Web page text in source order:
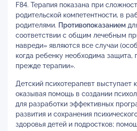
F84. Терапия показана при
родительской компетентности, в
родителями. Противопоказанием
соответствии с общим лечебным
навреди» являются все случаи
когда ребенку необходима защита,
прежде терапии».
Детский психотерапевт выступает
оказывая помощь в создании
для разработки эффективных
развития и сохранения
здоровья детей и подростков;